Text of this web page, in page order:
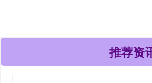
推荐资